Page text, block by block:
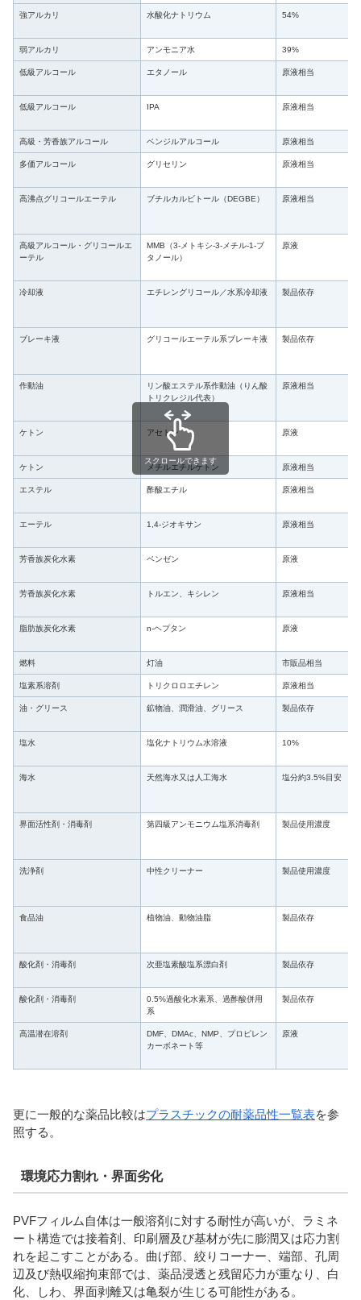
強アルカリ 水酸化ナトリウム 54%
弱アルカリ アンモニア水 39%
低級アルコール エタノール 原液相当
低級アルコール IPA 原液相当
高級・芳香族アルコール ベンジルアルコール 原液相当
多価アルコール グリセリン 原液相当
高沸点グリコールエーテル ブチルカルビトール（DEGBE） 原液相当
高級アルコール・グリコールエ
ーテル
MMB（3-メトキシ-3-メチル-1-ブ
タノール）
原液
冷却液 エチレングリコール／水系冷却液 製品依存
ブレーキ液 グリコールエーテル系ブレーキ液 製品依存
作動油
リン酸エステル系作動油（りん酸
トリクレジル代表）
原液相当
ケトン アセトン 原液
ケトン メチルエチルケトン 原液相当
エステル 酢酸エチル 原液相当
エーテル 1,4-ジオキサン 原液相当
芳香族炭化水素 ベンゼン 原液
芳香族炭化水素 トルエン、キシレン 原液相当
脂肪族炭化水素 n-ヘプタン 原液
燃料 灯油 市販品相当
塩素系溶剤 トリクロロエチレン 原液相当
油・グリース 鉱物油、潤滑油、グリース 製品依存
塩水 塩化ナトリウム水溶液 10%
海水 天然海水又は人工海水 塩分約3.5%目安
界面活性剤・消毒剤 第四級アンモニウム塩系消毒剤 製品使用濃度
洗浄剤 中性クリーナー 製品使用濃度
食品油 植物油、動物油脂 製品依存
酸化剤・消毒剤 次亜塩素酸塩系漂白剤 製品依存
酸化剤・消毒剤
0.5%過酸化水素系、過酢酸併用
系
製品依存
高温潜在溶剤
DMF、DMAc、NMP、プロピレン
カーボネート等
原液
スクロールできます
更に一般的な薬品比較はプラスチックの耐薬品性一覧表を参
照する。
環境応力割れ・界面劣化
PVFフィルム自体は一般溶剤に対する耐性が高いが、ラミネ
ート構造では接着剤、印刷層及び基材が先に膨潤又は応力割
れを起こすことがある。曲げ部、絞りコーナー、端部、孔周
辺及び熱収縮拘束部では、薬品浸透と残留応力が重なり、白
化、しわ、界面剥離又は亀裂が生じる可能性がある。